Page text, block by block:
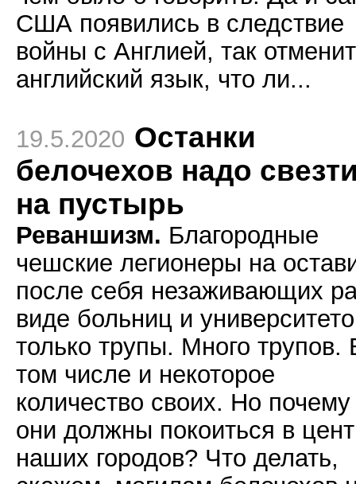
США появились в следствие
войны с Англией, так
английский язык, что ли...
19.5.2020 Останки
белочехов надо
на пустырь
Реваншизм. Благородные
чешские легионеры на
после себя незаживающих
виде больниц и
только трупы. Много трупов.
том числе и некоторое
количество своих. Но почему
они должны покоиться в
наших городов? Что делать,